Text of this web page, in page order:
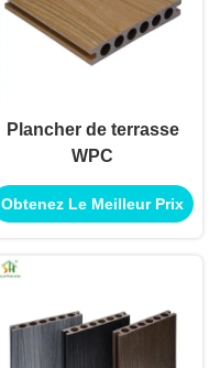
Plancher de terrasse
WPC
Obtenez Le Meilleur Prix